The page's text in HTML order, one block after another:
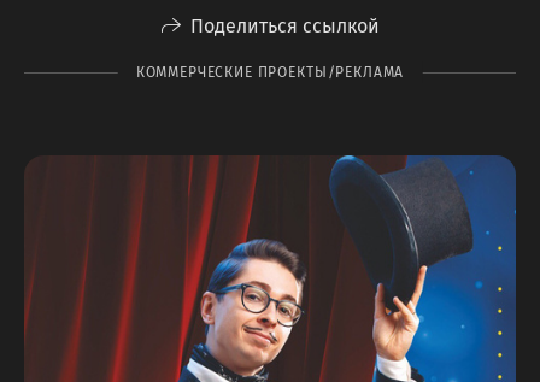
Поделиться ссылкой
КОММЕРЧЕСКИЕ ПРОЕКТЫ/РЕКЛАМА